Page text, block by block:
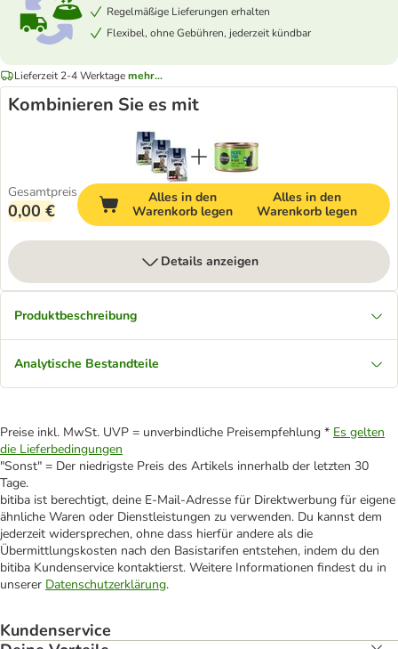
Regelmäßige Lieferungen erhalten
Flexibel, ohne Gebühren, jederzeit kündbar
Lieferzeit 2-4 Werktagemehr...
Kombinieren Sie es mit
Gesamtpreis
0,00 €
Alles in den
Warenkorb legen
Alles in den
Warenkorb legen
Details anzeigen
Produktbeschreibung
Analytische Bestandteile
Preise inkl. MwSt. UVP = unverbindliche Preisempfehlung * Es gelten
die Lieferbedingungen
"Sonst" = Der niedrigste Preis des Artikels innerhalb der letzten 30
Tage.
bitiba ist berechtigt, deine E-Mail-Adresse für Direktwerbung für eigene
ähnliche Waren oder Dienstleistungen zu verwenden. Du kannst dem
jederzeit widersprechen, ohne dass hierfür andere als die
Übermittlungskosten nach den Basistarifen entstehen, indem du den
bitiba Kundenservice kontaktierst. Weitere Informationen findest du in
unserer Datenschutzerklärung.
Kundenservice